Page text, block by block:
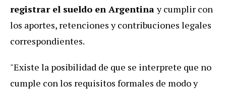
registrar el sueldo en Argentinay cumplir con
los aportes, retenciones y contribuciones legales
correspondientes.
"Existe la posibilidad de que se interprete que no
cumple con los requisitos formales de modo y